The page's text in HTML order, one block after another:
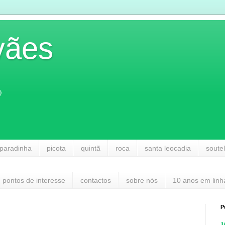
picota quintã roca santa leocadia
pontos de interesse contactos sobre nós 10 anos em